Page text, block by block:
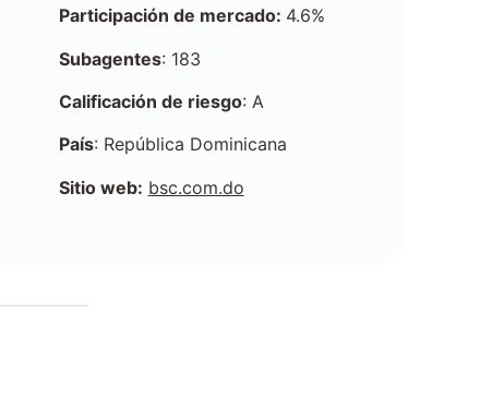
Participación de mercado: 4.6%
Subagentes: 183
Calificación de riesgo: A
País: República Dominicana
Sitio web: bsc.com.do